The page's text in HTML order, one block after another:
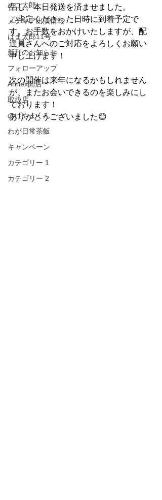
めご太郎
メディア出演情報
はま太郎11号
新刊のお知らせ
フォローアップ
Annex開店
取扱店
のげやまくん
わが日常茶飯
キャンペーン
カテゴリー 1
カテゴリー 2
品し、本日発送を済ませました。﻿
ご指定くださった日時に到着予定で
す。お手数をおかけいたしますが、配
達員さんへのご対応をよろしくお願い
申し上げます！
次の開催は来年になるかもしれません
が、またお会いできるのを楽しみにし
ております！
ありがとうございました😊